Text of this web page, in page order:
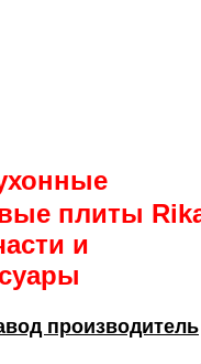
плиты
и
производитель